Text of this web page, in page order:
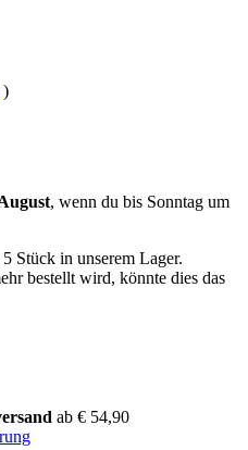
)
, wenn du bis Sonntag um
Stück in unserem Lager.
bestellt wird, könnte dies das
ab € 54,90